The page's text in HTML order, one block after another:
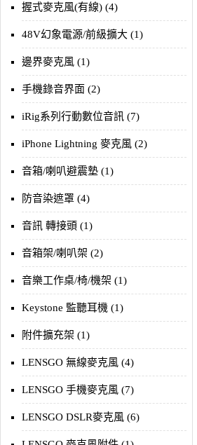
握式麥克風(有線) (4)
48V幻象電源/前級擴大 (1)
邊界麥克風 (1)
手機錄音界面 (2)
iRig系列行動數位音訊 (7)
iPhone Lightning 麥克風 (2)
音箱/喇叭避震墊 (1)
防音染遮罩 (4)
音訊 轉接頭 (1)
音箱架/喇叭架 (2)
音樂工作桌/椅/機架 (1)
Keystone 監聽耳機 (1)
附件擴充架 (1)
LENSGO 無線麥克風 (4)
LENSGO 手機麥克風 (7)
LENSGO DSLR麥克風 (6)